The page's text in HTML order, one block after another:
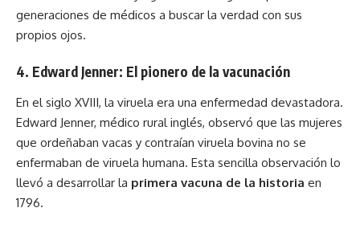
generaciones de médicos a buscar la verdad con sus
propios ojos.
4. Edward Jenner: El pionero de la vacunación
En el siglo XVIII, la viruela era una enfermedad devastadora.
Edward Jenner, médico rural inglés, observó que las mujeres
que ordeñaban vacas y contraían viruela bovina no se
enfermaban de viruela humana. Esta sencilla observación lo
llevó a desarrollar la primera vacuna de la historia en
1796.